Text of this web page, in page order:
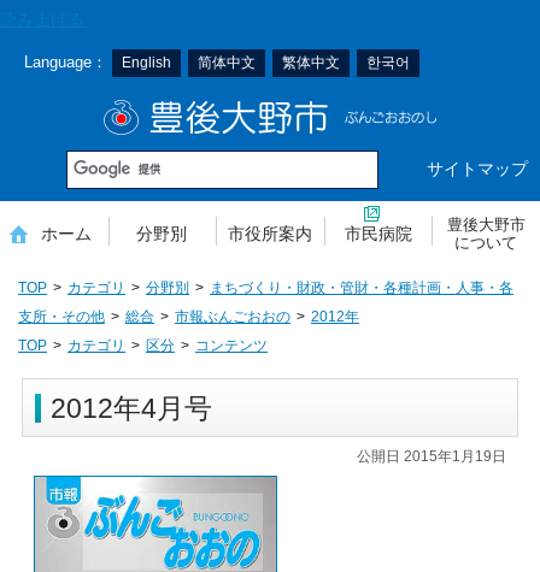
Language： English 简体中文 繁体中文 한국어
サイトマップ
ホーム 分野別 市役所案内 市民病院
豊後大野市
について
TOP カテゴリ 分野別
まちづくり・財政・管財・各種計画・人事・各
支所・その他
総合 市報ぶんごおおの
2012年
TOP
カテゴリ 区分 コンテンツ
2012年4月号
公開日 2015年1月19日